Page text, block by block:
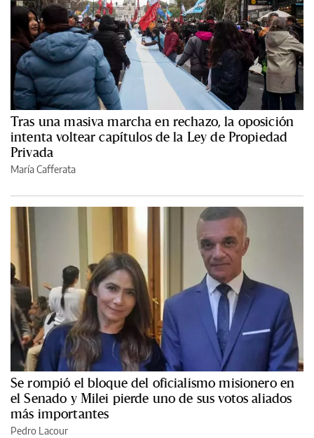
Tras una masiva marcha en rechazo, la oposición
intenta voltear capítulos de la Ley de Propiedad
Privada
María Cafferata
Se rompió el bloque del oficialismo misionero en
el Senado y Milei pierde uno de sus votos aliados
más importantes
Pedro Lacour